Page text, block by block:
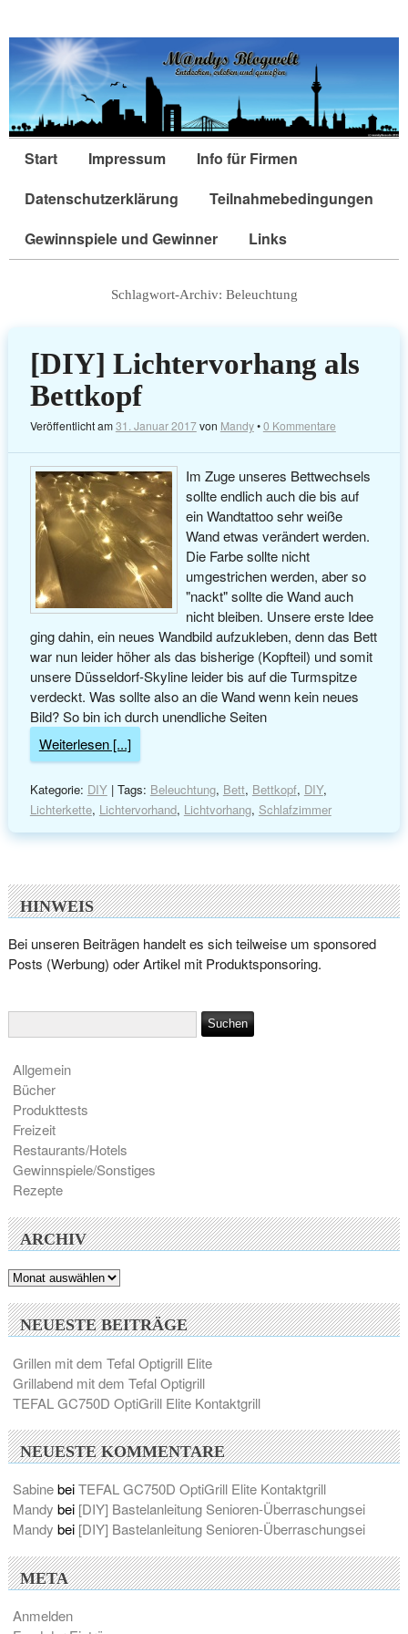
Start Impressum
Info für Firmen
Datenschutzerklärung
Teilnahmebedingungen
Gewinnspiele und Gewinner
Links
Schlagwort-Archiv: Beleuchtung
[DIY] Lichtervorhang als
Bettkopf
Veröffentlicht am31. Januar 2017von Mandy•0 Kommentare
Im Zuge unseres Bettwechsels
sollte endlich auch die bis auf
ein Wandtattoo sehr weiße
Wand etwas verändert werden.
Die Farbe sollte nicht
umgestrichen werden, aber so
"nackt" sollte die Wand auch
nicht bleiben. Unsere erste Idee
ging dahin, ein neues Wandbild aufzukleben, denn das Bett
war nun leider höher als das bisherige (Kopfteil) und somit
unsere Düsseldorf-Skyline leider bis auf die Turmspitze
verdeckt. Was sollte also an die Wand wenn kein neues
Bild? So bin ich durch unendliche Seiten
Weiterlesen [...]
Kategorie: DIY| Tags: Beleuchtung, Bett, Bettkopf, DIY,
Lichterkette, Lichtervorhand, Lichtvorhang, Schlafzimmer
HINWEIS
Bei unseren Beiträgen handelt es sich teilweise um sponsored
Posts (Werbung) oder Artikel mit Produktsponsoring.
Allgemein
Bücher
Produkttests
Freizeit
Restaurants/Hotels
Gewinnspiele/Sonstiges
Rezepte
ARCHIV
Archiv
NEUESTE BEITRÄGE
Grillen mit dem Tefal Optigrill Elite
Grillabend mit dem Tefal Optigrill
TEFAL GC750D OptiGrill Elite Kontaktgrill
NEUESTE KOMMENTARE
SabinebeiTEFAL GC750D OptiGrill Elite Kontaktgrill
Mandy bei [DIY] Bastelanleitung Senioren-Überraschungsei
Mandy bei [DIY] Bastelanleitung Senioren-Überraschungsei
META
Anmelden